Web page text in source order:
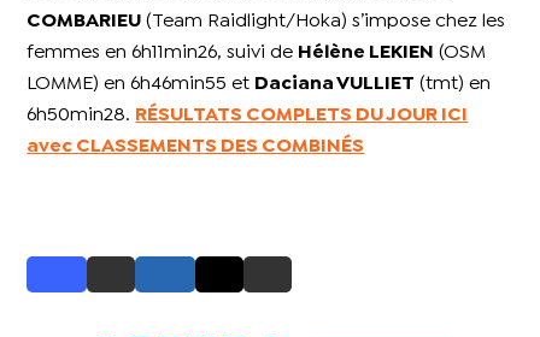
COMBARIEU (Team Raidlight/Hoka) s’impose chez les
femmes en 6h11min26, suivi de Hélène LEKIEN
(OSM
LOMME) en 6h46min55 et Daciana VULLIET (tmt) en
6h50min28.
RÉSULTATS COMPLETS DU JOUR ICI
avec CLASSEMENTS DES COMBINÉS